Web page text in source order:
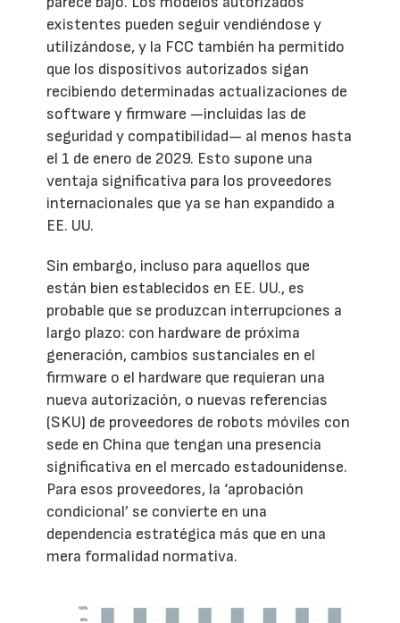
existentes pueden seguir vendiéndose y
utilizándose, y la FCC también ha permitido
que los dispositivos autorizados sigan
recibiendo determinadas actualizaciones de
software y firmware —incluidas las de
seguridad y compatibilidad— al menos hasta
el 1 de enero de 2029. Esto supone una
ventaja significativa para los proveedores
internacionales que ya se han expandido a
EE. UU.
Sin embargo, incluso para aquellos que
están bien establecidos en EE. UU., es
probable que se produzcan interrupciones a
largo plazo: con hardware de próxima
generación, cambios sustanciales en el
firmware o el hardware que requieran una
nueva autorización, o nuevas referencias
(SKU) de proveedores de robots móviles con
sede en China que tengan una presencia
significativa en el mercado estadounidense.
Para esos proveedores, la ‘aprobación
condicional’ se convierte en una
dependencia estratégica más que en una
mera formalidad normativa.